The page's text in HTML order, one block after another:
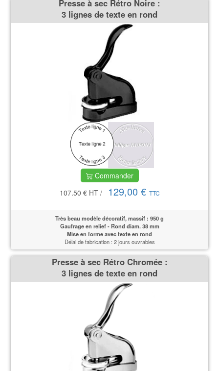
Presse à sec Rétro Noire :
3 lignes de texte en rond
Commander
107.50 € HT/ 129,00 € TTC
Très beau modèle décoratif, massif : 950 g
Gaufrage en relief - Rond diam. 38 mm
Mise en forme avec texte en rond
Délai de fabrication : 2 jours ouvrables
Presse à sec Rétro Chromée :
3 lignes de texte en rond